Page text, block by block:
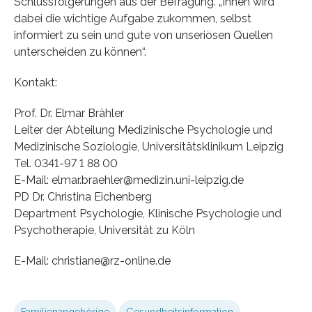
dabei die wichtige Aufgabe zukommen, selbst
informiert zu sein und gute von unseriösen Quellen
unterscheiden zu können“.
Kontakt:
Prof. Dr. Elmar Brähler
Leiter der Abteilung Medizinische Psychologie und
Medizinische Soziologie, Universitätsklinikum Leipzig
Tel. 0341-97 1 88 00
E-Mail: elmar.braehler@medizin.uni-leipzig.de
PD Dr. Christina Eichenberg
Department Psychologie, Klinische Psychologie und
Psychotherapie, Universität zu Köln
E-Mail: christiane@rz-online.de